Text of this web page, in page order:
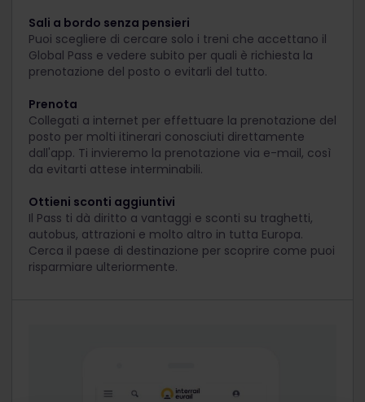
Sali a bordo senza pensieri
Puoi scegliere di cercare solo i treni che accettano il
Global Pass e vedere subito per quali è richiesta la
prenotazione del posto o evitarli del tutto.
Prenota
Collegati a internet per effettuare la prenotazione del
posto per molti itinerari conosciuti direttamente
dall'app. Ti invieremo la prenotazione via e-mail, così
da evitarti attese interminabili.
Ottieni sconti aggiuntivi
Il Pass ti dà diritto a vantaggi e sconti su traghetti,
autobus, attrazioni e molto altro in tutta Europa.
Cerca il paese di destinazione per scoprire come puoi
risparmiare ulteriormente.